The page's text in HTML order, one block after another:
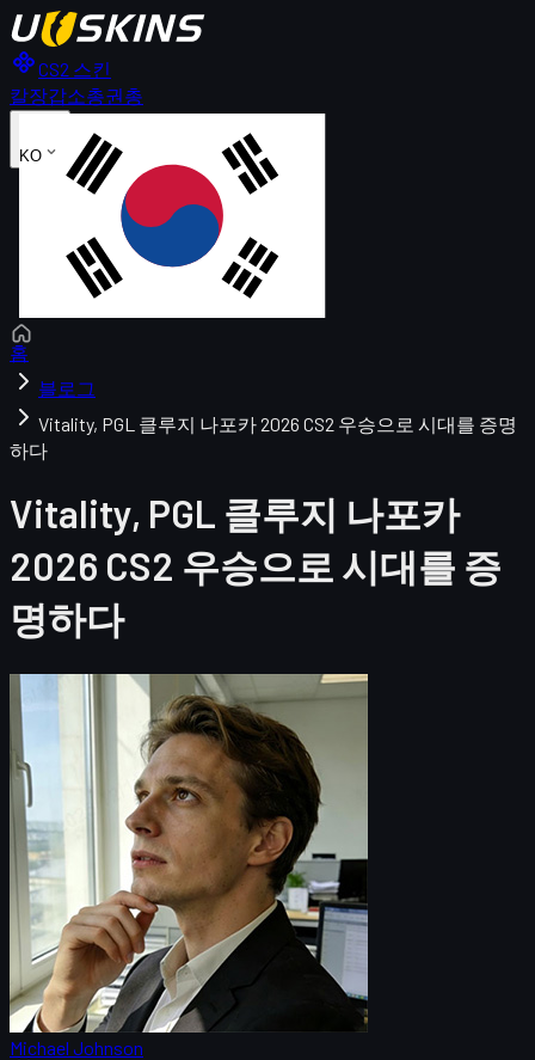
CS2 스킨
칼장갑소총권총
KO
홈
블로그
Vitality, PGL 클루지 나포카 2026 CS2 우승으로 시대를 증명
하다
Vitality, PGL 클루지 나포카
2026 CS2 우승으로 시대를 증
명하다
Michael Johnson